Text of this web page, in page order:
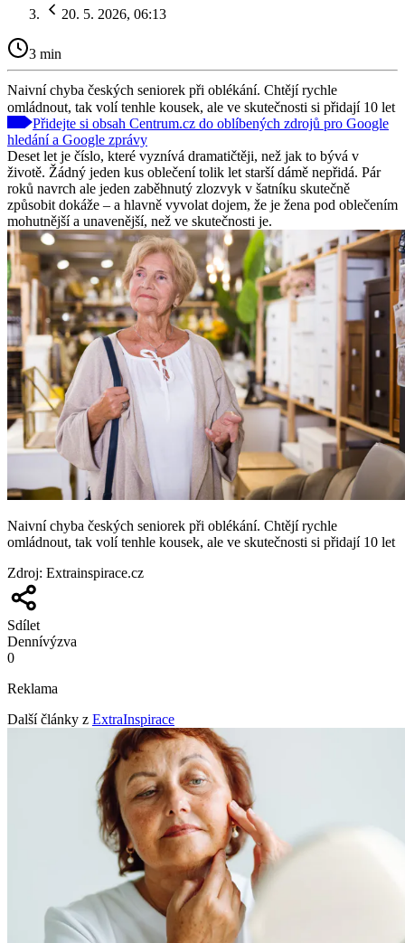
20. 5. 2026, 06:13
3 min
Naivní chyba českých seniorek při oblékání. Chtějí rychle
omládnout, tak volí tenhle kousek, ale ve skutečnosti si přidají 10 let
Přidejte si obsah Centrum.cz do oblíbených zdrojů pro Google
hledání a Google zprávy
Deset let je číslo, které vyznívá dramatičtěji, než jak to bývá v
životě. Žádný jeden kus oblečení tolik let starší dámě nepřidá. Pár
roků navrch ale jeden zaběhnutý zlozvyk v šatníku skutečně
způsobit dokáže – a hlavně vyvolat dojem, že je žena pod oblečením
mohutnější a unavenější, než ve skutečnosti je.
Naivní chyba českých seniorek při oblékání. Chtějí rychle
omládnout, tak volí tenhle kousek, ale ve skutečnosti si přidají 10 let
Zdroj: Extrainspirace.cz
Sdílet
Dennívýzva
0
Reklama
Další články z ExtraInspirace